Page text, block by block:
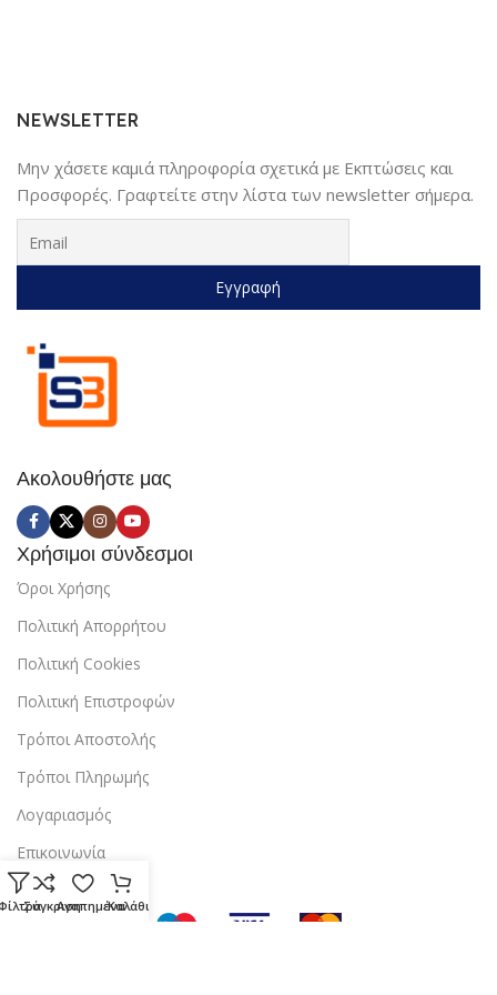
Ακολουθήστε μας
Χρήσιμοι σύνδεσμοι
Όροι Χρήσης
Πολιτική Απορρήτου
Πολιτική Cookies
Πολιτική Επιστροφών
Τρόποι Αποστολής
Τρόποι Πληρωμής
Λογαριασμός
Επικοινωνία
NEWSLETTER
Μην χάσετε καμιά πληροφορία σχετικά με Εκπτώσεις και
Προσφορές. Γραφτείτε στην λίστα των newsletter σήμερα.
ΣύγκρισηΑγαπημέναΚαλάθι